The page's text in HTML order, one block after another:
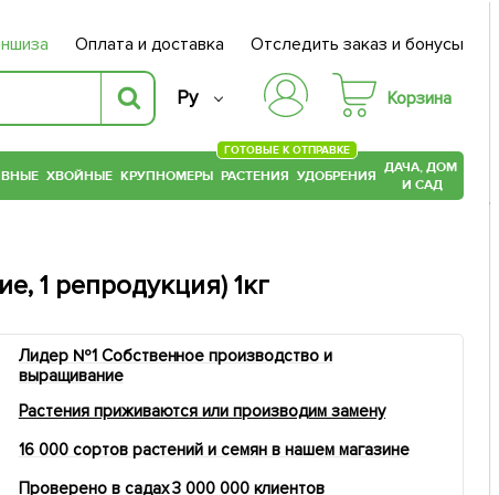
Оплата и доставка Отследить заказ и бонусы
Ру Корзина
ХВОЙНЫЕ КРУПНОМЕРЫ РАСТЕНИЯ
ГОТОВЫЕ К ОТПРАВКЕ
УДОБРЕНИЯ ДАЧА, ДОМ
И САД
1 репродукция) 1кг
Лидер №1 Собственное производство и
выращивание
Растения приживаются или производим замену
16 000 сортов растений и семян в нашем магазине
Проверено в садах 3 000 000 клиентов